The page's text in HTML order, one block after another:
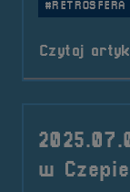
#RETROSFERA
Czytaj
w